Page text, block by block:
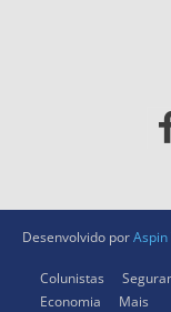
Desenvolvido porAspin
Colunistas
Economia
Mais